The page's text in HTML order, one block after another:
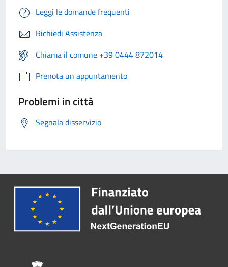
Leggi le domande frequenti
Richiedi Assistenza
Chiama il comune +39 0444 872014
Prenota un appuntamento
Problemi in città
Segnala disservizio